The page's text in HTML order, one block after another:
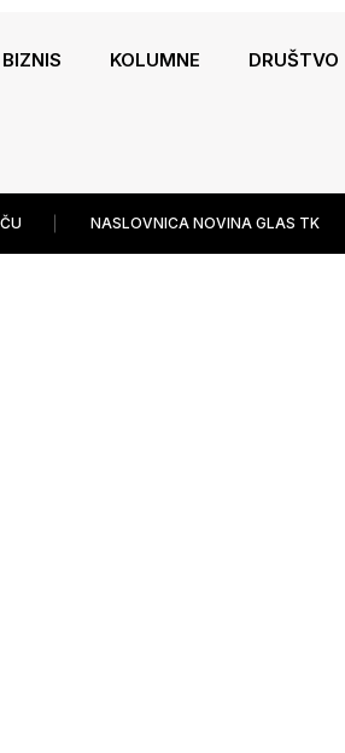
BIZNIS KOLUMNE DRUŠTVO
NASLOVNICA NOVINA GLAS TK